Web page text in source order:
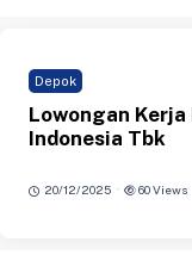
Depok
Lowongan Kerja
Indonesia Tbk
20/12/2025 · 60 Views